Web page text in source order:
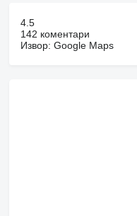
4.5
142 коментари
Извор: Google Maps